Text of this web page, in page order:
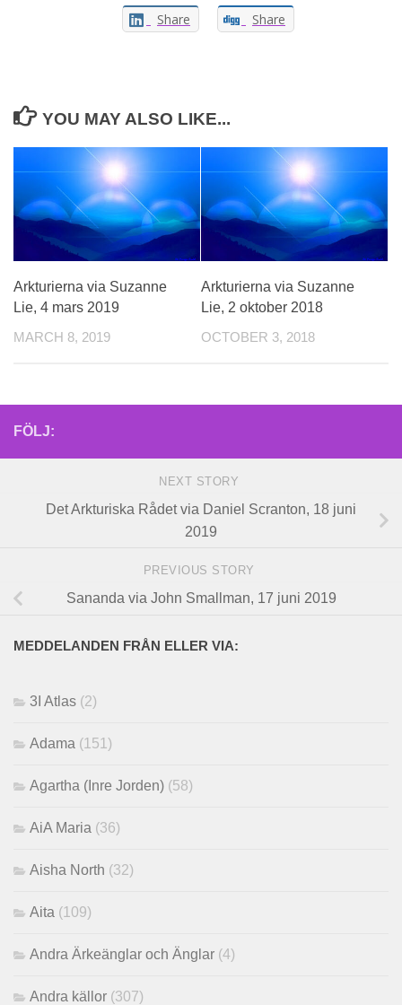
Share Share
YOU MAY ALSO LIKE...
Arkturierna via Suzanne
Lie, 4 mars 2019
MARCH 8, 2019
Arkturierna via Suzanne
Lie, 2 oktober 2018
OCTOBER 3, 2018
FÖLJ:
NEXT STORY
Det Arkturiska Rådet via Daniel Scranton, 18 juni
2019
PREVIOUS STORY
Sananda via John Smallman, 17 juni 2019
MEDDELANDEN FRÅN ELLER VIA:
3I Atlas (2)
Adama (151)
Agartha (Inre Jorden) (58)
AiA Maria (36)
Aisha North (32)
Aita (109)
Andra Ärkeänglar och Änglar (4)
Andra källor (307)